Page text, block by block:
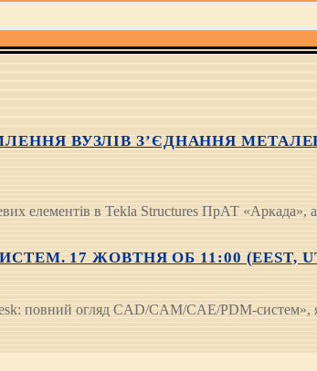
ВУЗЛІВ З’ЄДНАННЯ
елементів в Tekla Structures ПрАТ «Аркада»,
17 ЖОВТНЯ ОБ 11:00 (EEST,
огляд CAD/CAM/CAE/PDM-систем»,